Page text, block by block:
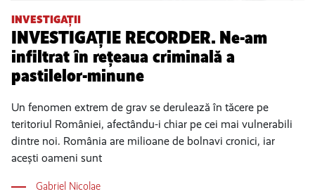
INVESTIGAȚII
INVESTIGAȚIE RECORDER. Ne-am
infiltrat în rețeaua criminală a
pastilelor-minune
Un fenomen extrem de grav se derulează în tăcere pe
teritoriul României, afectându-i chiar pe cei mai vulnerabili
dintre noi. România are milioane de bolnavi cronici, iar
acești oameni sunt
Gabriel Nicolae